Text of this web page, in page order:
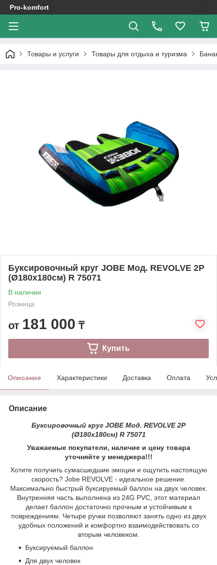
Pro-komfort
Товары и услуги Товары для отдыха и туризма
Буксировочный круг JOBE Мод. REVOLVE 2P
(Ø180x180см) R 75071
В наличии
Розница
от 181 000 ₸
Купить
Описание Характеристики Доставка Оплата
Описание
Буксировочный круг JOBE Мод. REVOLVE 2P
(Ø180x180см) R 75071
Уважаемые покупатели, наличие и цену товара
уточняйте у менеджера!!!
Хотите получить сумасшедшие эмоции и ощутить настоящую
скорость? Jobe REVOLVE - идеальное решение.
Максимально быстрый буксируемый баллон на двух человек.
Внутренняя часть выполнена из 24G PVC, этот материал
делает баллон достаточно прочным и устойчивым к
повреждениям. Четыре ручки позволяют занять одно из двух
удобных положений и комфортно взаимодействовать со
вторым человеком.
Буксируемый баллон
Для двух человек